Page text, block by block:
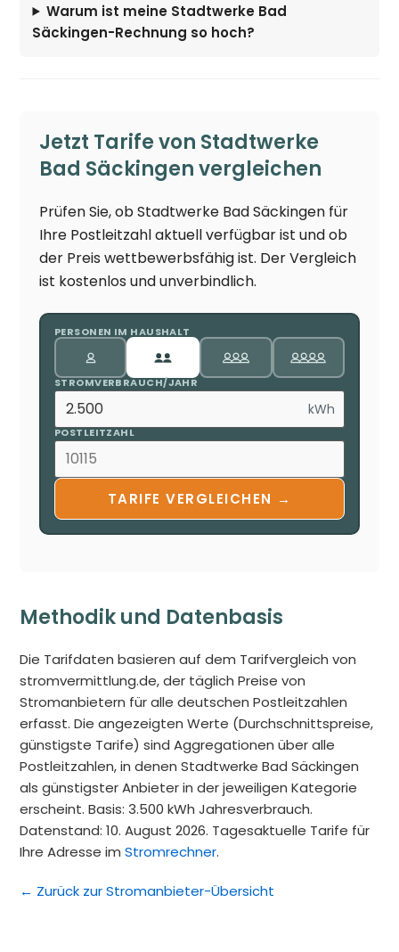
Warum ist meine Stadtwerke Bad
Säckingen-Rechnung so hoch?
Jetzt Tarife von Stadtwerke
Bad Säckingen vergleichen
Prüfen Sie, ob Stadtwerke Bad Säckingen für
Ihre Postleitzahl aktuell verfügbar ist und ob
der Preis wettbewerbsfähig ist. Der Vergleich
ist kostenlos und unverbindlich.
PERSONEN IM HAUSHALT
STROMVERBRAUCH/JAHR
kWh
POSTLEITZAHL
TARIFE VERGLEICHEN →
Methodik und Datenbasis
Die Tarifdaten basieren auf dem Tarifvergleich von
stromvermittlung.de, der täglich Preise von
Stromanbietern für alle deutschen Postleitzahlen
erfasst. Die angezeigten Werte (Durchschnittspreise,
günstigste Tarife) sind Aggregationen über alle
Postleitzahlen, in denen Stadtwerke Bad Säckingen
als günstigster Anbieter in der jeweiligen Kategorie
erscheint. Basis: 3.500 kWh Jahresverbrauch.
Datenstand: 10. August 2026. Tagesaktuelle Tarife für
Ihre Adresse imStromrechner.
← Zurück zur Stromanbieter-Übersicht